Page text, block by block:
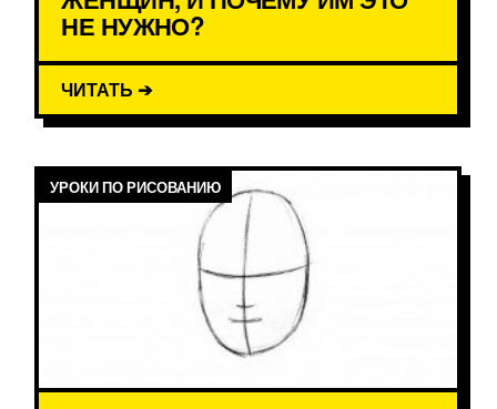
НЕ НУЖНО?
ЧИТАТЬ ➔
УРОКИ ПО РИСОВАНИЮ